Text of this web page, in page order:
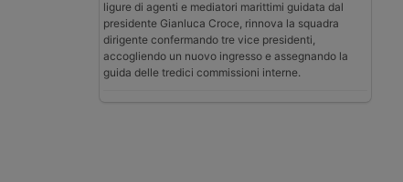
ligure di agenti e mediatori marittimi guidata dal
presidente Gianluca Croce, rinnova la squadra
dirigente confermando tre vice presidenti,
accogliendo un nuovo ingresso e assegnando la
guida delle tredici commissioni interne.